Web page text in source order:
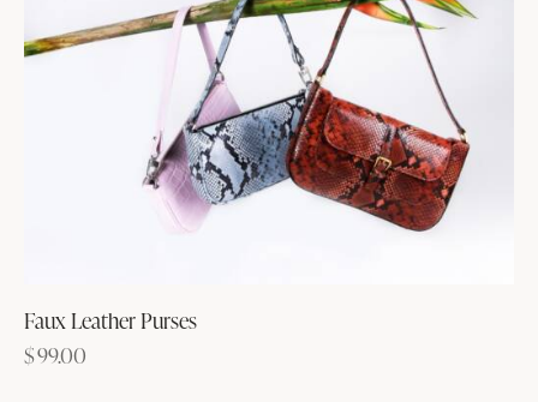
Faux Leather Purses
$99.00